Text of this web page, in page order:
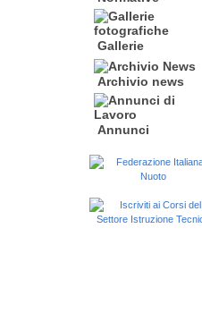
Gallerie
Archivio news
Annunci